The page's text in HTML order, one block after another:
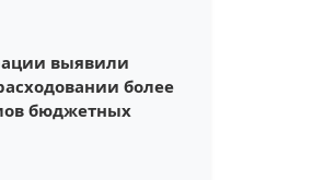
выявили
более
бюджетных